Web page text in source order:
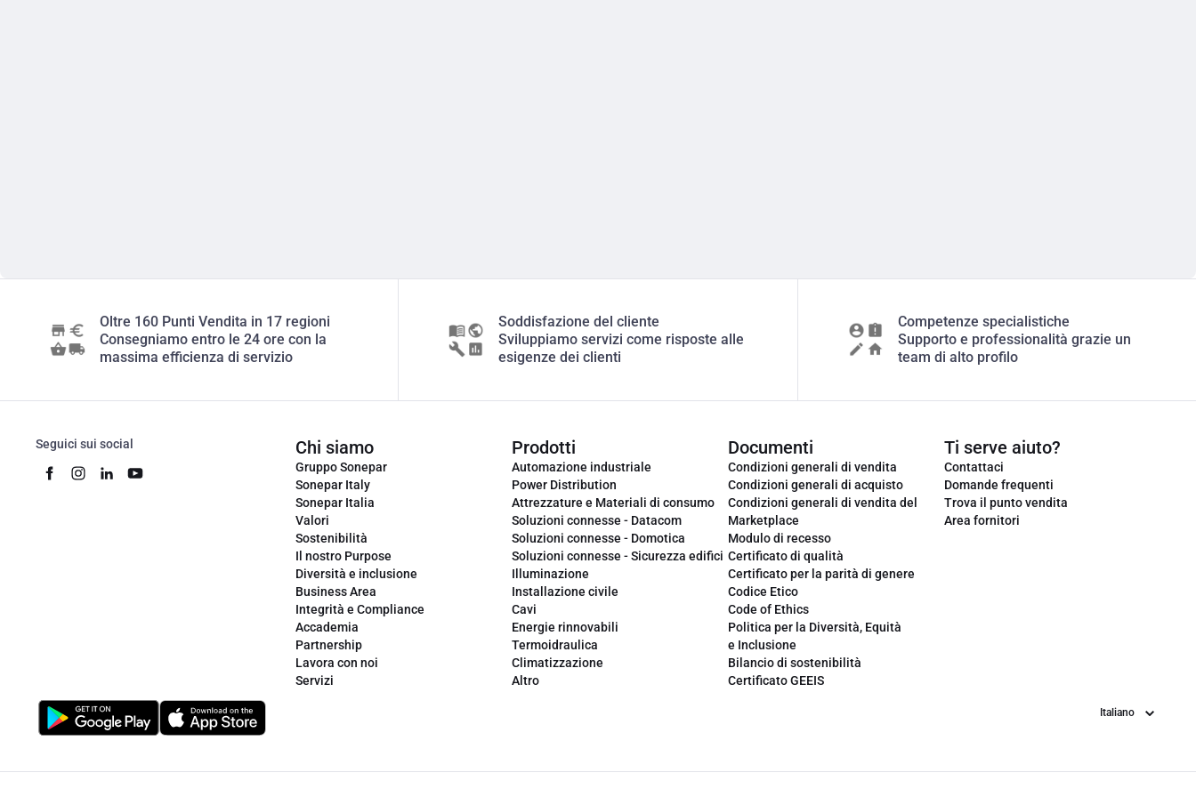
Oltre 160 Punti Vendita in 17 regioni
Consegniamo entro le 24 ore con la
massima efficienza di servizio
Soddisfazione del cliente
Sviluppiamo servizi come risposte alle
esigenze dei clienti
Competenze specialistiche
Supporto e professionalità grazie un
team di alto profilo
Seguici sui social Chi siamo
Gruppo Sonepar
Sonepar Italy
Sonepar Italia
Valori
Sostenibilità
Il nostro Purpose
Diversità e inclusione
Business Area
Integrità e Compliance
Accademia
Partnership
Lavora con noi
Servizi
Prodotti
Automazione industriale
Power Distribution
Attrezzature e Materiali di consumo
Soluzioni connesse - Datacom
Soluzioni connesse - Domotica
Soluzioni connesse - Sicurezza edifici
Illuminazione
Installazione civile
Cavi
Energie rinnovabili
Termoidraulica
Climatizzazione
Altro
Documenti
Condizioni generali di vendita
Condizioni generali di acquisto
Condizioni generali di vendita del
Marketplace
Modulo di recesso
Certificato di qualità
Certificato per la parità di genere
Codice Etico
Code of Ethics
Politica per la Diversità, Equità
e Inclusione
Bilancio di sostenibilità
Certificato GEEIS
Ti serve aiuto?
Contattaci
Domande frequenti
Trova il punto vendita
Area fornitori
Lingua